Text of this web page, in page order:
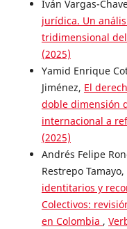
Iván Vargas-
jurídica. Un
tridimensional
(2025)
Yamid Enrique
Jiménez, El
doble dimensión
internacional a
(2025)
Andrés Felipe
Restrepo
identitarios y
Colectivos:
en Colombia ,